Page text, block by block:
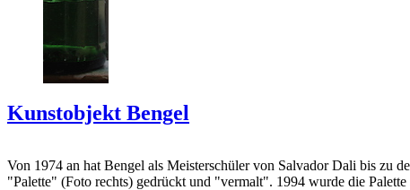
Kunstobjekt Bengel
Von 1974 an hat Bengel als Meisterschüler von Salvador Dali bis zu
"Palette" (Foto rechts) gedrückt und "vermalt". 1994 wurde die